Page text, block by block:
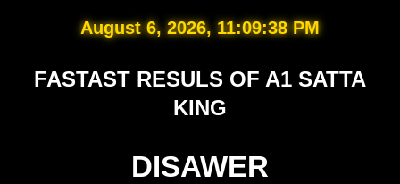
August 6, 2026, 11:09:39 PM
FASTAST RESULS OF A1 SATTA
KING
DISAWER